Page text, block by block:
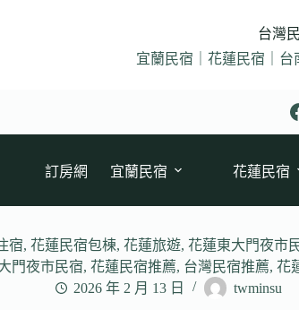
台灣
宜蘭民宿｜花蓮民宿｜
訂房網 宜蘭民宿 花蓮民宿
宿, 花蓮民宿包棟, 花蓮旅遊, 花蓮東大門夜市
門夜市民宿,花蓮民宿推薦, 台灣民宿推薦,花
2026 年 2 月 13 日
twminsu